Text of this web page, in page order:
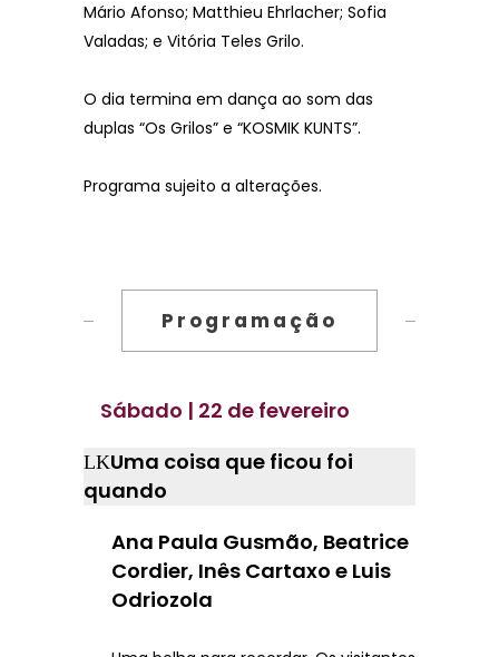
Mário Afonso; Matthieu Ehrlacher; Sofia
Valadas; e Vitória Teles Grilo.
O dia termina em dança ao som das
duplas “Os Grilos” e “KOSMIK KUNTS”.
Programa sujeito a alterações.
Programação
Sábado | 22 de fevereiro
Uma coisa que ficou foi
quando
Ana Paula Gusmão, Beatrice
Cordier, Inês Cartaxo e Luis
Odriozola